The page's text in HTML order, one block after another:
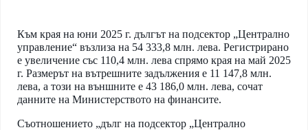
Към края на юни 2025 г. дългът на подсектор „Централно
управление“ възлиза на 54 333,8 млн. лева. Регистрирано
е увеличение със 110,4 млн. лева спрямо края на май 2025
г. Размерът на вътрешните задължения е 11 147,8 млн.
лева, а този на външните е 43 186,0 млн. лева, сочат
данните на Министерството на финансите.
Съотношението „дълг на подсектор „Централно